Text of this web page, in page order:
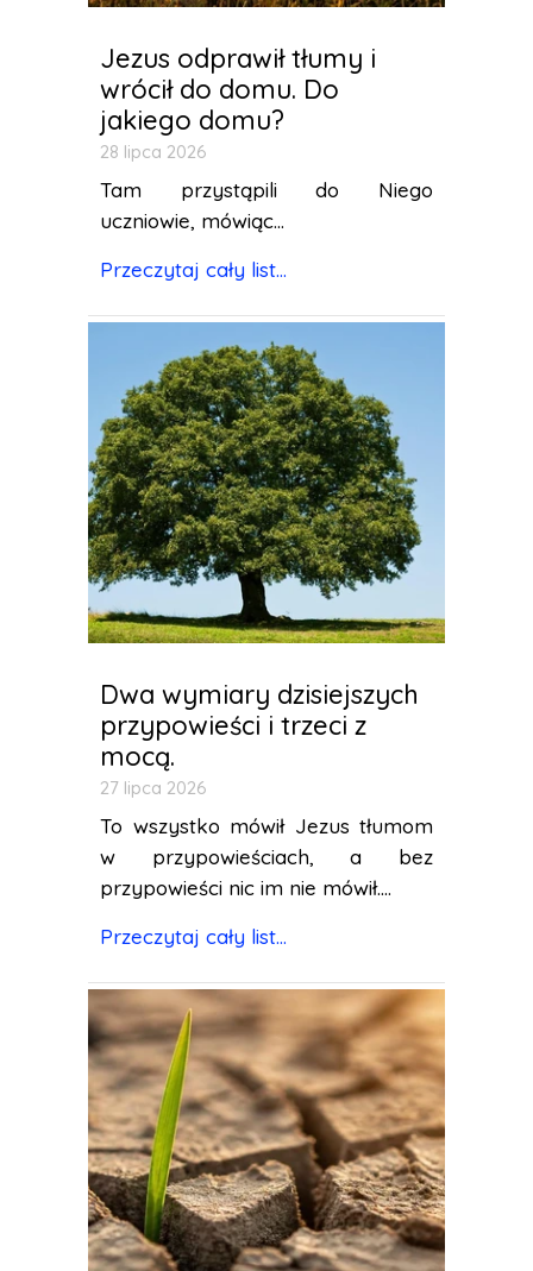
Jezus odprawił tłumy i
wrócił do domu. Do
jakiego domu?
28 lipca 2026
Tam przystąpili do Niego
uczniowie, mówiąc...
Przeczytaj cały list...
Dwa wymiary dzisiejszych
przypowieści i trzeci z
mocą.
27 lipca 2026
To wszystko mówił Jezus tłumom
w przypowieściach, a bez
przypowieści nic im nie mówił....
Przeczytaj cały list...